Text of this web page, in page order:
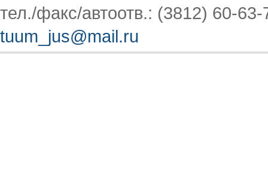
тел./факс/автоотв.: (3812) 60-
tuum_jus@mail.ru